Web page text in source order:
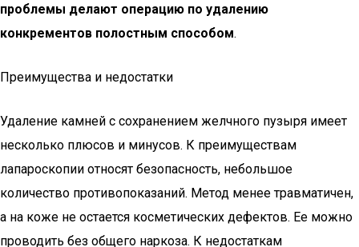
проблемы делают операцию по удалению
конкрементов полостным способом.
Преимущества и недостатки
Удаление камней с сохранением желчного пузыря имеет
несколько плюсов и минусов. К преимуществам
лапароскопии относят безопасность, небольшое
количество противопоказаний. Метод менее травматичен,
а на коже не остается косметических дефектов. Ее можно
проводить без общего наркоза. К недостаткам